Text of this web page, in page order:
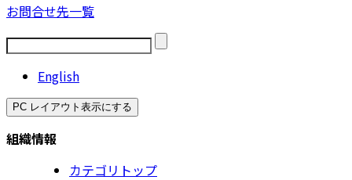
お問合せ先一覧
English
PC レイアウト表示にする
組織情報
カテゴリトップ